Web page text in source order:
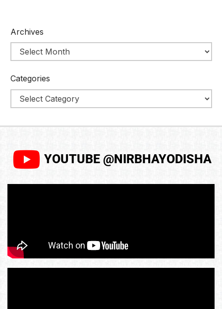
Archives
Categories
YOUTUBE @NIRBHAYODISHA